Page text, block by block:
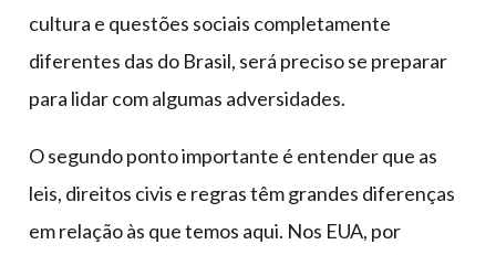
cultura e questões sociais completamente
diferentes das do Brasil, será preciso se preparar
para lidar com algumas adversidades.
O segundo ponto importante é entender que as
leis, direitos civis e regras têm grandes diferenças
em relação às que temos aqui. Nos EUA, por